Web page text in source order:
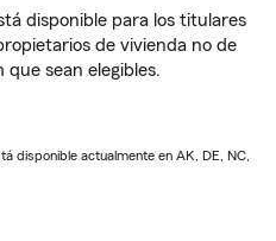
disponible para los titulares
de vivienda no de
sean elegibles.
disponible actualmente en AK, DE, NC,